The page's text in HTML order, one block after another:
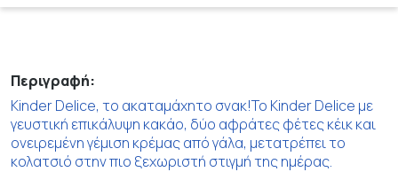
Περιγραφή:
Kinder Delice, το ακαταμάχητο σνακ!To Kinder Delice με
γευστική επικάλυψη κακάο, δύο αφράτες φέτες κέικ και
ονειρεμένη γέμιση κρέμας από γάλα, μετατρέπει το
κολατσιό στην πιο ξεχωριστή στιγμή της ημέρας.